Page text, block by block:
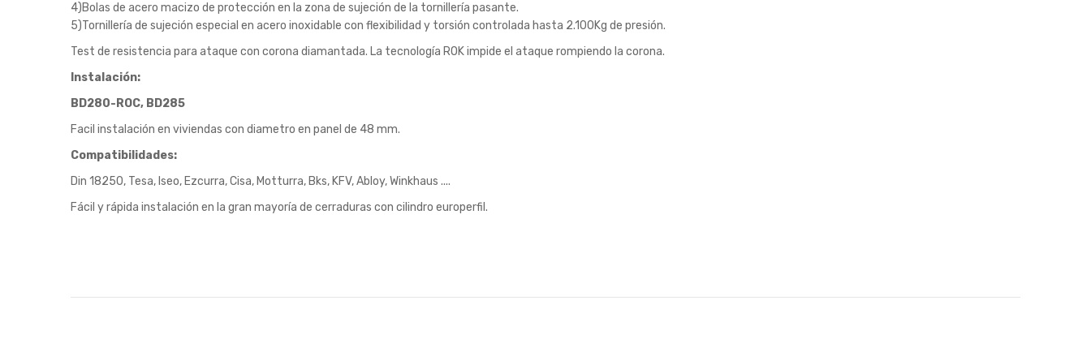
4)Bolas de acero macizo de protección en la zona de sujeción de la tornillería pasante.
5)Tornillería de sujeción especial en acero inoxidable con flexibilidad y torsión controlada hasta 2.100Kg de presión.
Test de resistencia para ataque con corona diamantada. La tecnología ROK impide el ataque rompiendo la corona.
Instalación:
BD280-ROC, BD285
Facil instalación en viviendas con diametro en panel de 48 mm.
Compatibilidades:
Din 18250, Tesa, Iseo, Ezcurra, Cisa, Motturra, Bks, KFV, Abloy, Winkhaus ....
Fácil y rápida instalación en la gran mayoría de cerraduras con cilindro europerfil.